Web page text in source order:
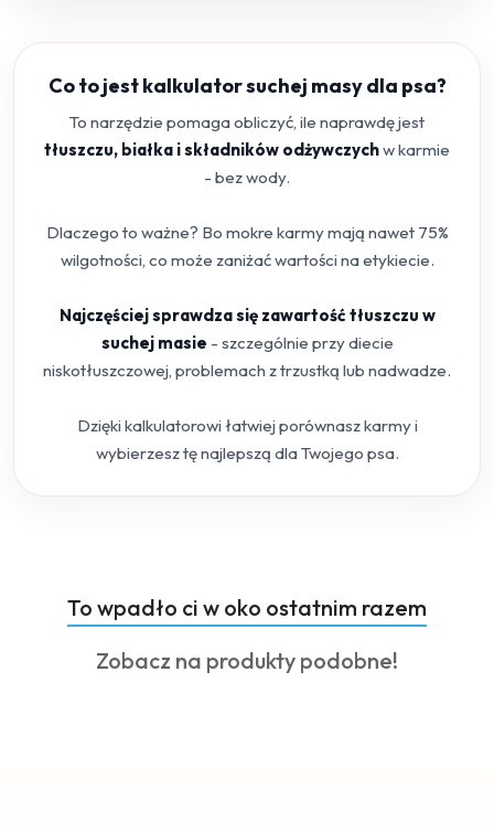
Co to jest kalkulator suchej masy dla psa?
To narzędzie pomaga obliczyć, ile naprawdę jest
tłuszczu, białka i składników odżywczychw karmie
- bez wody.
Dlaczego to ważne? Bo mokre karmy mają nawet 75%
wilgotności, co może zaniżać wartości na etykiecie.
Najczęściej sprawdza się zawartość tłuszczu w
suchej masie - szczególnie przy diecie
niskotłuszczowej, problemach z trzustką lub nadwadze.
Dzięki kalkulatorowi łatwiej porównasz karmy i
wybierzesz tę najlepszą dla Twojego psa.
Pomiń karuzelę produktów
Produkty
o
statusie:
To wpadło ci w oko ostatnim razem
Produkty
Zobacz na produkty podobne!